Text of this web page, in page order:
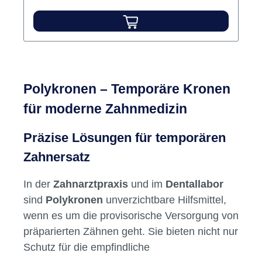
Polykronen – Temporäre Kronen
für moderne Zahnmedizin
Präzise Lösungen für temporären
Zahnersatz
In der Zahnarztpraxis und im Dentallabor
sind Polykronen unverzichtbare Hilfsmittel,
wenn es um die provisorische Versorgung von
präparierten Zähnen geht. Sie bieten nicht nur
Schutz für die empfindliche